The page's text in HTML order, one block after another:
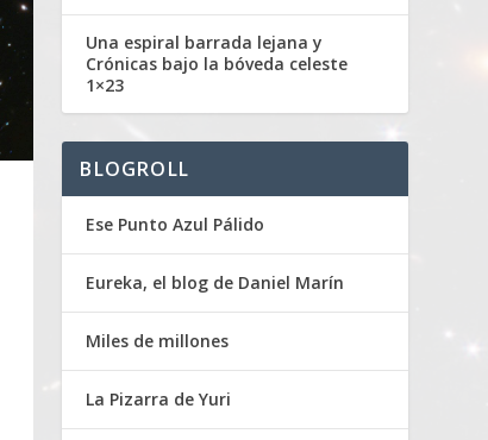
Una espiral barrada lejana y
Crónicas bajo la bóveda celeste
1×23
BLOGROLL
Ese Punto Azul Pálido
Eureka, el blog de Daniel Marín
Miles de millones
La Pizarra de Yuri